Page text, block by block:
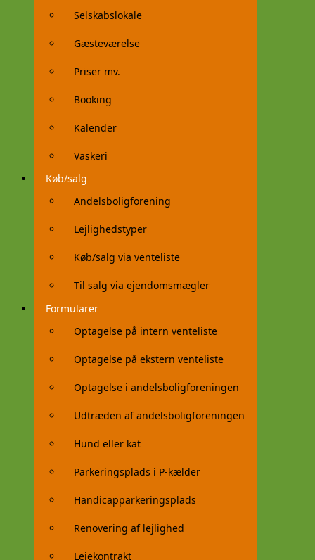
Selskabslokale
Gæsteværelse
Priser mv.
Booking
Kalender
Vaskeri
Køb/salg
Andelsboligforening
Lejlighedstyper
Køb/salg via venteliste
Til salg via ejendomsmægler
Formularer
Optagelse på intern venteliste
Optagelse på ekstern venteliste
Optagelse i andelsboligforeningen
Udtræden af andelsboligforeningen
Hund eller kat
Parkeringsplads i P-kælder
Handicapparkeringsplads
Renovering af lejlighed
Lejekontrakt